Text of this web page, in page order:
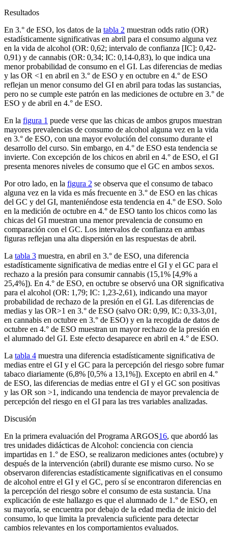
Resultados
En 3.° de ESO, los datos de la tabla 2 muestran odds ratio (OR)
estadísticamente significativas en abril para el consumo alguna vez
en la vida de alcohol (OR: 0,62; intervalo de confianza [IC]: 0,42-
0,91) y de cannabis (OR: 0,34; IC: 0,14-0,83), lo que indica una
menor probabilidad de consumo en el GI. Las diferencias de medias
y las OR <1 en abril en 3.° de ESO y en octubre en 4.° de ESO
reflejan un menor consumo del GI en abril para todas las sustancias,
pero no se cumple este patrón en las mediciones de octubre en 3.° de
ESO y de abril en 4.° de ESO.
En la figura 1 puede verse que las chicas de ambos grupos muestran
mayores prevalencias de consumo de alcohol alguna vez en la vida
en 3.° de ESO, con una mayor evolución del consumo durante el
desarrollo del curso. Sin embargo, en 4.° de ESO esta tendencia se
invierte. Con excepción de los chicos en abril en 4.° de ESO, el GI
presenta menores niveles de consumo que el GC en ambos sexos.
Por otro lado, en la figura 2 se observa que el consumo de tabaco
alguna vez en la vida es más frecuente en 3.° de ESO en las chicas
del GC y del GI, manteniéndose esta tendencia en 4.° de ESO. Solo
en la medición de octubre en 4.° de ESO tanto los chicos como las
chicas del GI muestran una menor prevalencia de consumo en
comparación con el GC. Los intervalos de confianza en ambas
figuras reflejan una alta dispersión en las respuestas de abril.
La tabla 3 muestra, en abril en 3.° de ESO, una diferencia
estadísticamente significativa de medias entre el GI y el GC para el
rechazo a la presión para consumir cannabis (15,1% [4,9% a
25,4%]). En 4.° de ESO, en octubre se observó una OR significativa
para el alcohol (OR: 1,79; IC: 1,23-2,61), indicando una mayor
probabilidad de rechazo de la presión en el GI. Las diferencias de
medias y las OR>1 en 3.° de ESO (salvo OR: 0,99, IC: 0,33-3,01,
en cannabis en octubre en 3.° de ESO) y en la recogida de datos de
octubre en 4.° de ESO muestran un mayor rechazo de la presión en
el alumnado del GI. Este efecto desaparece en abril en 4.° de ESO.
La tabla 4 muestra una diferencia estadísticamente significativa de
medias entre el GI y el GC para la percepción del riesgo sobre fumar
tabaco diariamente (6,8% [0,5% a 13,1%]). Excepto en abril en 4.°
de ESO, las diferencias de medias entre el GI y el GC son positivas
y las OR son >1, indicando una tendencia de mayor prevalencia de
percepción del riesgo en el GI para las tres variables analizadas.
Discusión
En la primera evaluación del Programa ARGOS16, que abordó las
tres unidades didácticas de Alcohol: conciencia con ciencia
impartidas en 1.° de ESO, se realizaron mediciones antes (octubre) y
después de la intervención (abril) durante ese mismo curso. No se
observaron diferencias estadísticamente significativas en el consumo
de alcohol entre el GI y el GC, pero sí se encontraron diferencias en
la percepción del riesgo sobre el consumo de esta sustancia. Una
explicación de este hallazgo es que el alumnado de 1.° de ESO, en
su mayoría, se encuentra por debajo de la edad media de inicio del
consumo, lo que limita la prevalencia suficiente para detectar
cambios relevantes en los comportamientos evaluados.